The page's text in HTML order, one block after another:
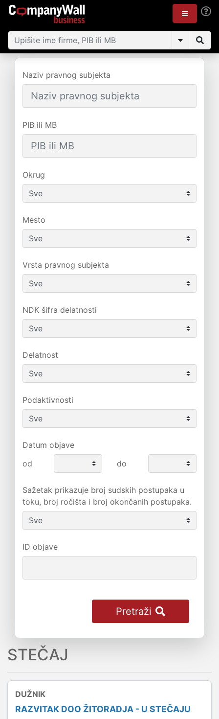
Naziv pravnog subjekta
PIB ili MB
Okrug
Mesto
Vrsta pravnog subjekta
NDK šifra delatnosti
Delatnost
Podaktivnosti
Datum objave
od
do
Sažetak prikazuje broj sudskih postupaka u
toku, broj ročišta i broj okončanih postupaka.
ID objave
Pretraži
STEČAJ
DUŽNIK
RAZVITAK DOO ŽITORADJA - U STEČAJU